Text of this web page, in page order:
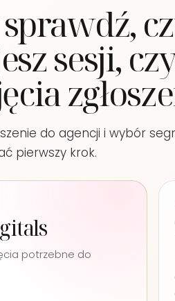
sesji,
do agencji i wybór
pierwszy krok.
potrzebne do